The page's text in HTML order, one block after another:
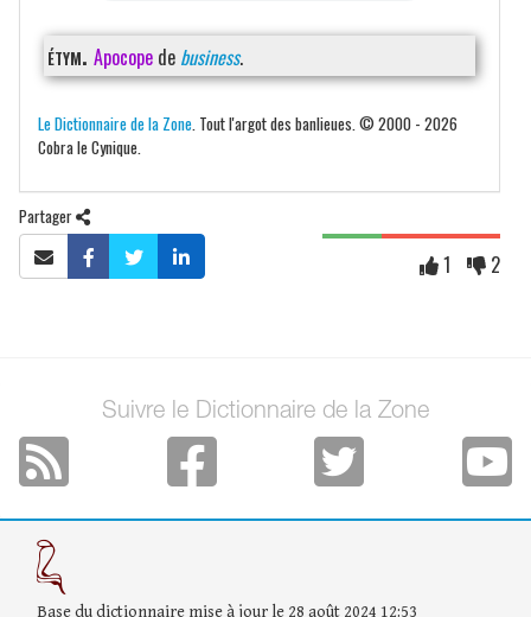
étym. Apocope de business.
Le Dictionnaire de la Zone . Tout l'argot des banlieues. © 2000 - 2026
Cobra le Cynique.
Partager
1 2
Suivre le Dictionnaire de la Zone
Base du dictionnaire mise à jour le 28 août 2024 12:53